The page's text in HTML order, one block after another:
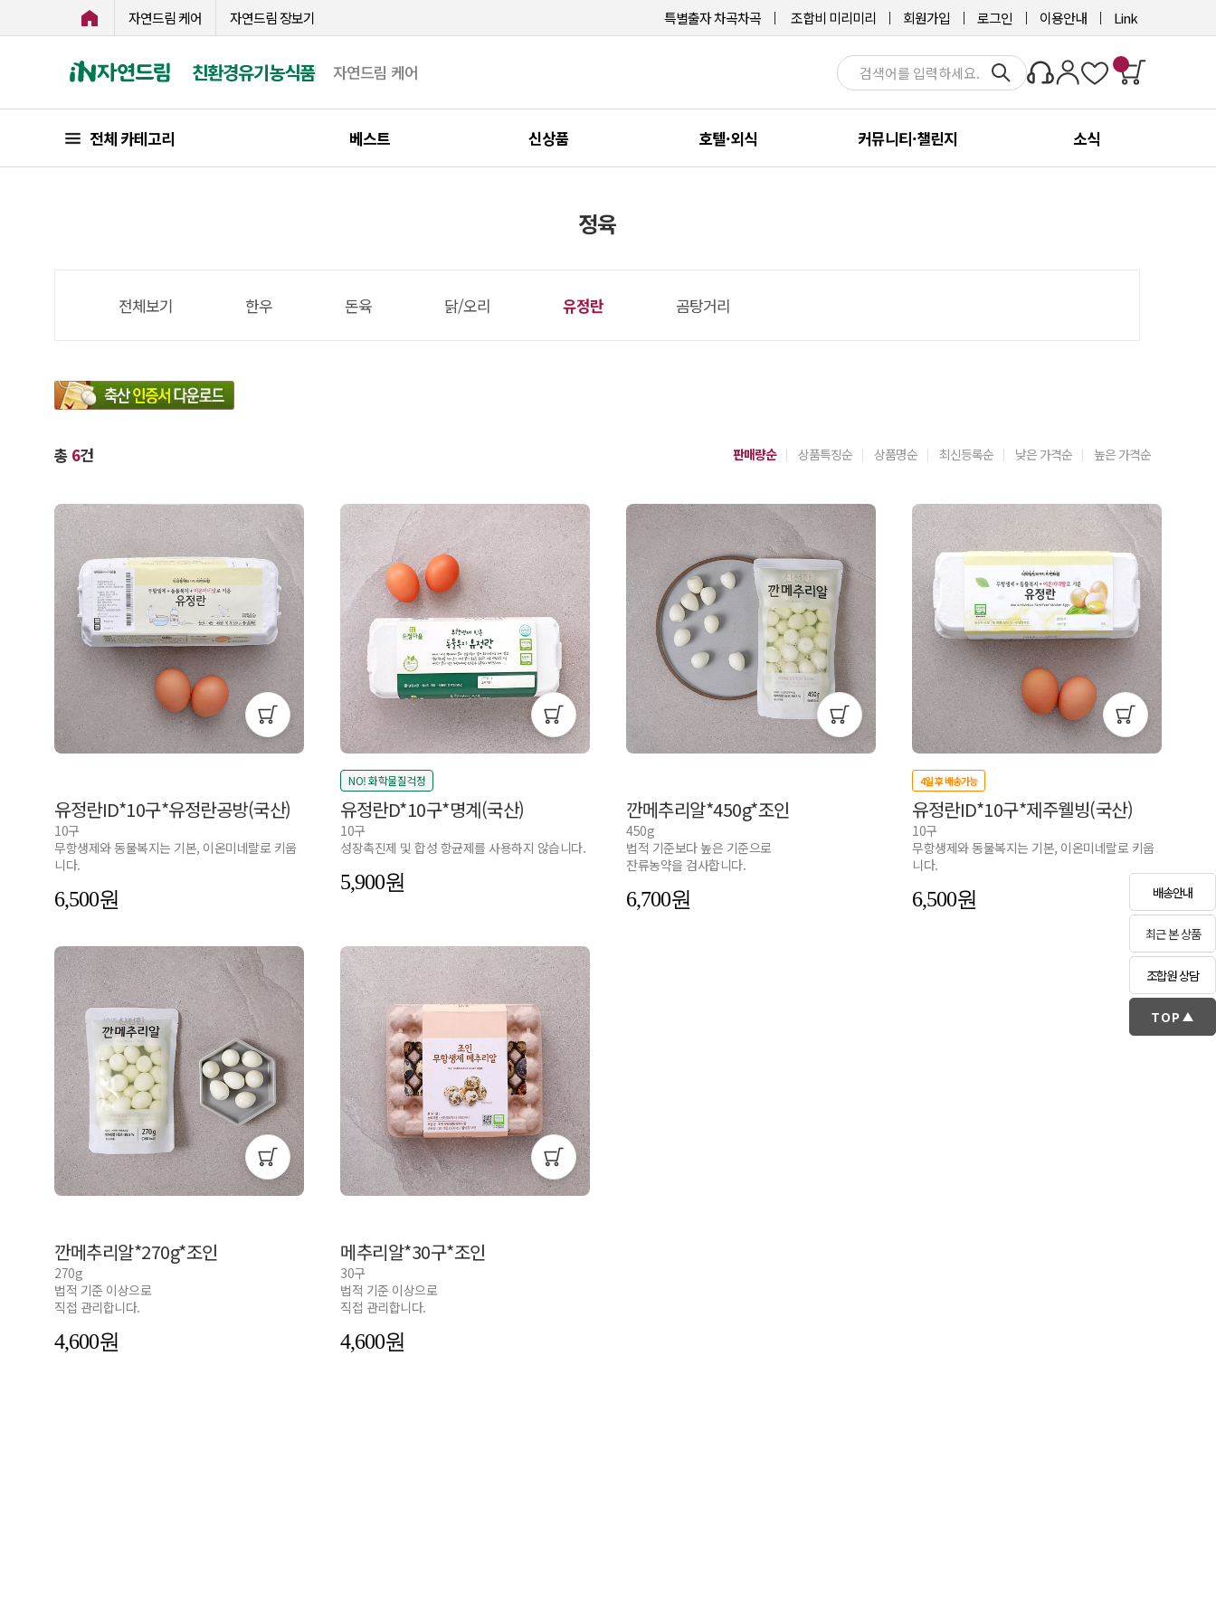
자연드림 케어 자연드림 장보기 특별출자 차곡차곡 조합비 미리미리 회원가입 로그인 이용안내 Link
친환경유기농식품 자연드림 케어
전체 카테고리 베스트 신상품 호텔·외식 커뮤니티·챌린지 소식
배송안내
최근 본 상품
조합원 상담
TOP
정육
전체보기 한우 돈육 닭/오리 유정란 곰탕거리
총 6건 판매량순 상품특징순 상품명순 최신등록순 낮은 가격순 높은 가격순
유정란ID*10구*유정란공방(국산)
10구
무항생제와 동물복지는 기본, 이온미네랄로 키웁
니다.
6,500
NO! 화학물질걱정
유정란D*10구*명계(국산)
10구
성장촉진제 및 합성 항균제를 사용하지 않습니다.
5,900
깐메추리알*450g*조인
450g
법적 기준보다 높은 기준으로
잔류농약을 검사합니다.
6,700
4일 후 배송가능
유정란ID*10구*제주웰빙(국산)
10구
무항생제와 동물복지는 기본, 이온미네랄로 키웁
니다.
6,500
깐메추리알*270g*조인
270g
법적 기준 이상으로
직접 관리합니다.
4,600
메추리알*30구*조인
30구
법적 기준 이상으로
직접 관리합니다.
4,600